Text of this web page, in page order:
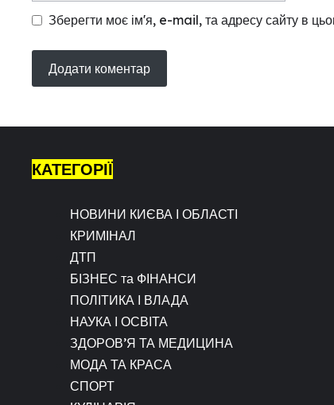
Зберегти моє ім'я, e-mail, та адресу сайту в
КАТЕГОРІЇ
НОВИНИ КИЄВА І ОБЛАСТІ
КРИМІНАЛ
ДТП
БІЗНЕС та ФІНАНСИ
ПОЛІТИКА І ВЛАДА
НАУКА І ОСВІТА
ЗДОРОВ’Я ТА МЕДИЦИНА
МОДА ТА КРАСА
СПОРТ